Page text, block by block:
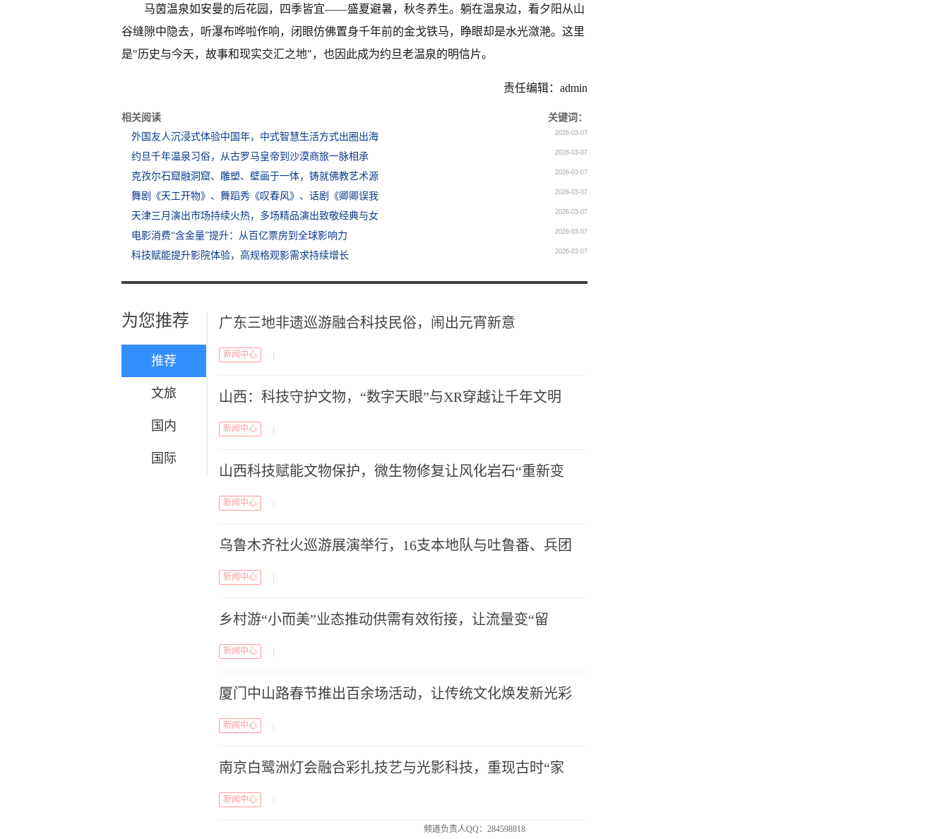
马茵温泉如安曼的后花园，四季皆宜——盛夏避暑，秋冬养生。躺在温泉边，看夕阳从山
谷缝隙中隐去，听瀑布哗啦作响，闭眼仿佛置身千年前的金戈铁马，睁眼却是水光潋滟。这里
是"历史与今天，故事和现实交汇之地"，也因此成为约旦老温泉的明信片。
责任编辑：admin
相关阅读
关键词：
外国友人沉浸式体验中国年，中式智慧生活方式出圈出海
2026-03-07
约旦千年温泉习俗，从古罗马皇帝到沙漠商旅一脉相承 2026-03-07
克孜尔石窟融洞窟、雕塑、壁画于一体，铸就佛教艺术源 2026-03-07
舞剧《天工开物》、舞蹈秀《叹春风》、话剧《卿卿误我 2026-03-07
天津三月演出市场持续火热，多场精品演出致敬经典与女 2026-03-07
电影消费“含金量”提升：从百亿票房到全球影响力 2026-03-07
科技赋能提升影院体验，高规格观影需求持续增长 2026-03-07
为您推荐
推荐
文旅
国内
国际
广东三地非遗巡游融合科技民俗，闹出元宵新意
新闻中心
山西：科技守护文物，“数字天眼”与XR穿越让千年文明
新闻中心
山西科技赋能文物保护，微生物修复让风化岩石“重新变
新闻中心
乌鲁木齐社火巡游展演举行，16支本地队与吐鲁番、兵团
新闻中心
乡村游“小而美”业态推动供需有效衔接，让流量变“留
新闻中心
厦门中山路春节推出百余场活动，让传统文化焕发新光彩
新闻中心
南京白鹭洲灯会融合彩扎技艺与光影科技，重现古时“家
新闻中心
频道负责人QQ：284598818